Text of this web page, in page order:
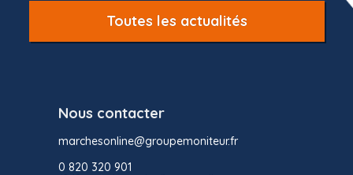
Toutes les actualités
Nous contacter
marchesonline@groupemoniteur.fr
0 820 320 901